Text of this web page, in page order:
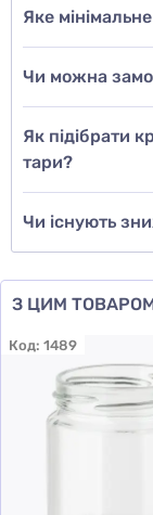
Яке
Чи можна
Як підібрати
тари?
Чи існують
З ЦИМ
Код: 1489